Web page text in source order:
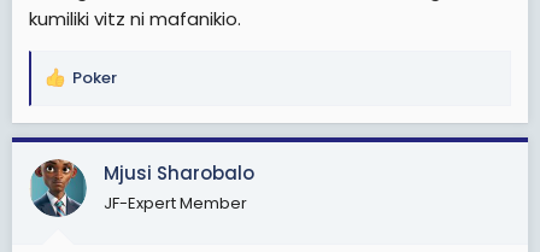
huanguka sababu ya kukosa baraka za walio nyuma
yao.
ambazo mnapewa katika mafanikio yenu.
kumiliki vitz ni mafanikio.
R
a
c
t
i
Poker
Mjusi Sharobalo
JF-Expert Member